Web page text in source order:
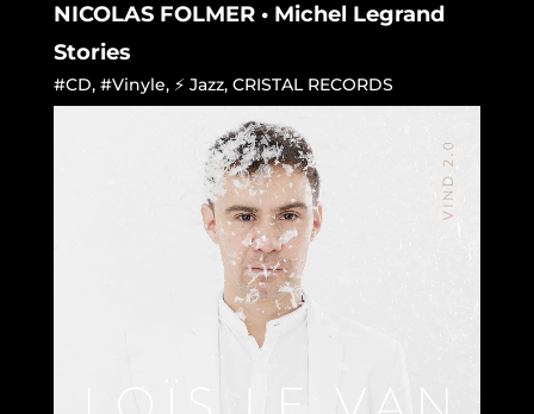
NICOLAS FOLMER • Michel Legrand
Stories
#CD, #Vinyle, ⚡ Jazz, CRISTAL RECORDS